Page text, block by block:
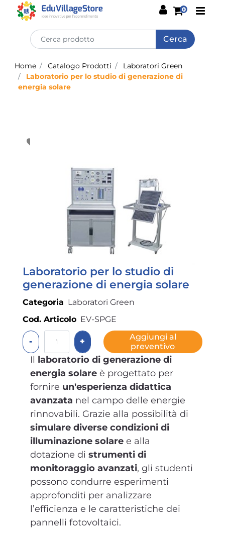
0
Home Catalogo Prodotti
Laboratori Green
Laboratorio per lo studio di generazione di
energia solare
Laboratorio per lo studio di
generazione di energia solare
Categoria Laboratori Green
Cod. Articolo EV-SPGE
Quantità
Aggiungi al
preventivo
Il laboratorio di generazione di
energia solare è progettato per
fornire un'esperienza didattica
avanzata nel campo delle energie
rinnovabili. Grazie alla possibilità di
simulare diverse condizioni di
illuminazione solare e alla
dotazione di strumenti di
monitoraggio avanzati, gli studenti
possono condurre esperimenti
approfonditi per analizzare
l’efficienza e le caratteristiche dei
pannelli fotovoltaici.